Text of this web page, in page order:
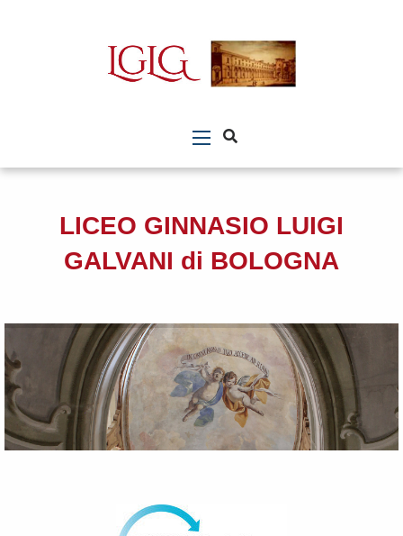
LICEO GINNASIO LUIGI
GALVANI di BOLOGNA